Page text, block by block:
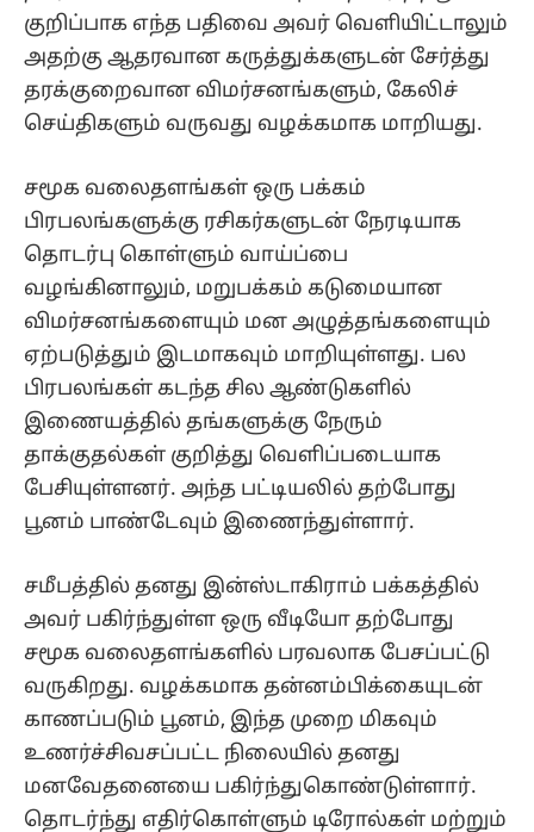
குறிப்பாக எந்த பதிவை அவர் வெளியிட்டாலும்
அதற்கு ஆதரவான கருத்துக்களுடன் சேர்த்து
தரக்குறைவான விமர்சனங்களும், கேலிச்
செய்திகளும் வருவது வழக்கமாக மாறியது.
சமூக வலைதளங்கள் ஒரு பக்கம்
பிரபலங்களுக்கு ரசிகர்களுடன் நேரடியாக
தொடர்பு கொள்ளும் வாய்ப்பை
வழங்கினாலும், மறுபக்கம் கடுமையான
விமர்சனங்களையும் மன அழுத்தங்களையும்
ஏற்படுத்தும் இடமாகவும் மாறியுள்ளது. பல
பிரபலங்கள் கடந்த சில ஆண்டுகளில்
இணையத்தில் தங்களுக்கு நேரும்
தாக்குதல்கள் குறித்து வெளிப்படையாக
பேசியுள்ளனர். அந்த பட்டியலில் தற்போது
பூனம் பாண்டேவும் இணைந்துள்ளார்.
சமீபத்தில் தனது இன்ஸ்டாகிராம் பக்கத்தில்
அவர் பகிர்ந்துள்ள ஒரு வீடியோ தற்போது
சமூக வலைதளங்களில் பரவலாக பேசப்பட்டு
வருகிறது. வழக்கமாக தன்னம்பிக்கையுடன்
காணப்படும் பூனம், இந்த முறை மிகவும்
உணர்ச்சிவசப்பட்ட நிலையில் தனது
மனவேதனையை பகிர்ந்துகொண்டுள்ளார்.
தொடர்ந்து எதிர்கொள்ளும் டிரோல்கள் மற்றும்